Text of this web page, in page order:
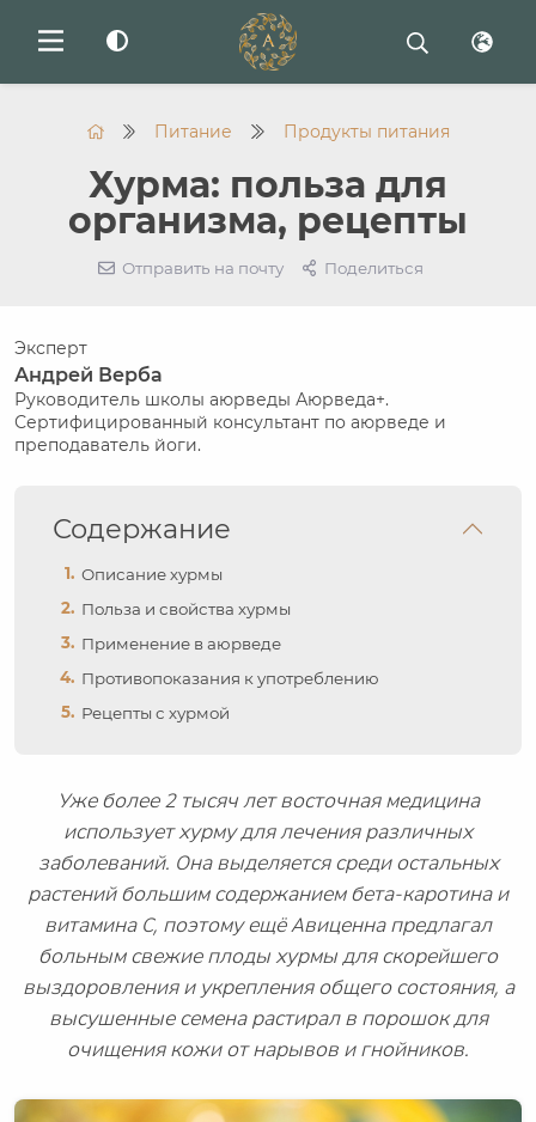
Питание Продукты питания
Хурма: польза для
организма, рецепты
Отправить на почту Поделиться
Эксперт
Андрей Верба
Руководитель школы аюрведы Аюрведа+.
Сертифицированный консультант по аюрведе и
преподаватель йоги.
Содержание
Описание хурмы
Польза и свойства хурмы
Применение в аюрведе
Противопоказания к употреблению
Рецепты с хурмой
Уже более 2 тысяч лет восточная медицина
использует хурму для лечения различных
заболеваний. Она выделяется среди остальных
растений большим содержанием бета-каротина и
витамина С, поэтому ещё Авиценна предлагал
больным свежие плоды хурмы для скорейшего
выздоровления и укрепления общего состояния, а
высушенные семена растирал в порошок для
очищения кожи от нарывов и гнойников.